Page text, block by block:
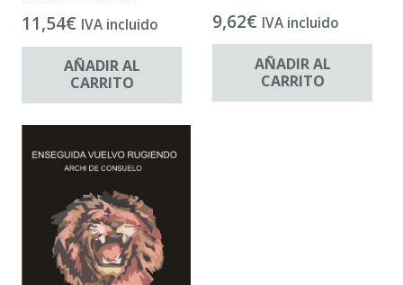
11,54€ IVA incluido
AÑADIR AL
CARRITO
9,62€ IVA incluido
AÑADIR AL
CARRITO